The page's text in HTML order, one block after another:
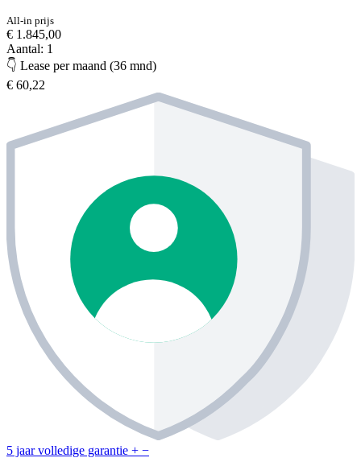
All-in prijs
€ 1.845,00
Aantal: 1
👇 Lease per maand (36 mnd)
€ 60,22
5 jaar volledige garantie + −